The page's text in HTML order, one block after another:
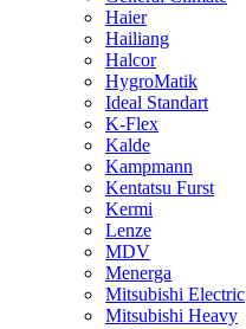
Haier
Hailiang
Halcor
HygroMatik
Ideal Standart
K-Flex
Kalde
Kampmann
Kentatsu Furst
Kermi
Lenze
MDV
Menerga
Mitsubishi Electric
Mitsubishi Heavy